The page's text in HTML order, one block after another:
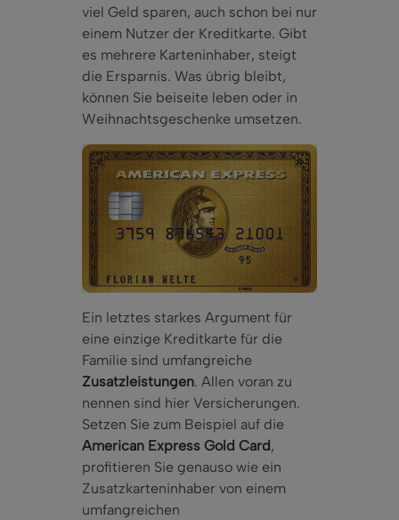
viel Geld sparen, auch schon bei nur
einem Nutzer der Kreditkarte. Gibt
es mehrere Karteninhaber, steigt
die Ersparnis. Was übrig bleibt,
können Sie beiseite leben oder in
Weihnachtsgeschenke umsetzen.
Ein letztes starkes Argument für
eine einzige Kreditkarte für die
Familie sind umfangreiche
Zusatzleistungen. Allen voran zu
nennen sind hier Versicherungen.
Setzen Sie zum Beispiel auf die
American Express Gold Card,
profitieren Sie genauso wie ein
Zusatzkarteninhaber von einem
umfangreichen